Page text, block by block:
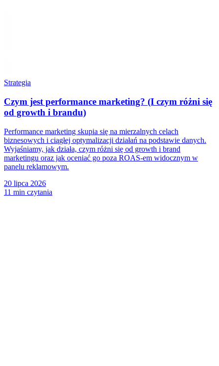
Strategia
Czym jest performance marketing? (I czym różni się
od growth i brandu)
Performance marketing skupia się na mierzalnych celach
biznesowych i ciągłej optymalizacji działań na podstawie danych.
Wyjaśniamy, jak działa, czym różni się od growth i brand
marketingu oraz jak oceniać go poza ROAS-em widocznym w
panelu reklamowym.
20 lipca 2026
11 min czytania